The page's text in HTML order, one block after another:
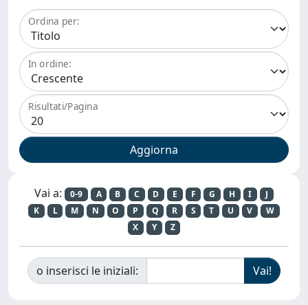
Ordina per:
In ordine:
Risultati/Pagina
Vai a: 0-9 A B C D E F G H I
J
K
L M N O P Q R S T U V
W
X
Y Z
o inserisci le iniziali: